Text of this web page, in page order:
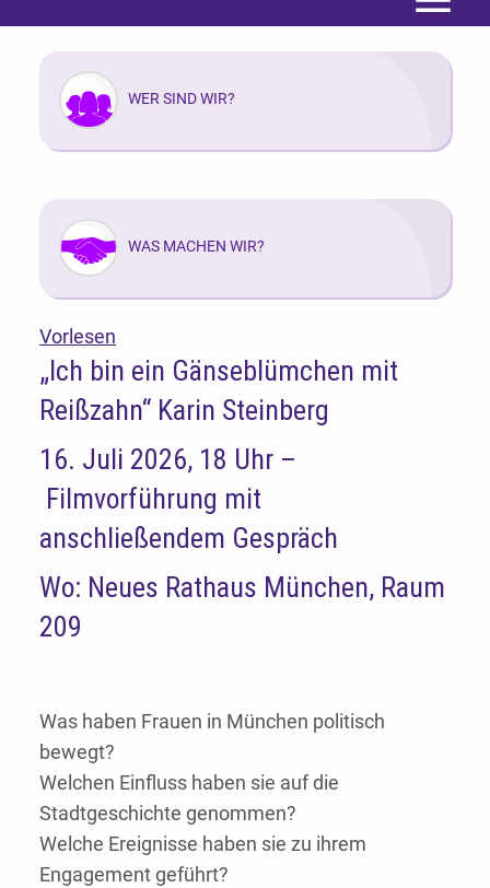
Menü
WER SIND WIR?
WAS MACHEN WIR?
Vorlesen
„Ich bin ein Gänseblümchen mit
Reißzahn“ Karin Steinberg
16. Juli 2026, 18 Uhr –
Filmvorführung mit
anschließendem Gespräch
Wo: Neues Rathaus München, Raum
209
Was haben Frauen in München politisch
bewegt?
Welchen Einfluss haben sie auf die
Stadtgeschichte genommen?
Welche Ereignisse haben sie zu ihrem
Engagement geführt?